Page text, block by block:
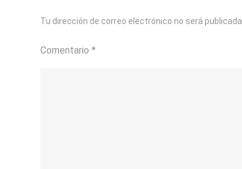
Tu dirección de correo electrónico no será publicada.
Comentario*